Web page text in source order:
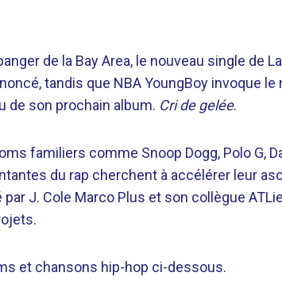
de la Bay Area, le nouveau single de
tandis que NBA YoungBoy invoque
de son prochain album. Cri de gelée.
familiers comme Snoop Dogg, Polo G,
du rap cherchent à accélérer leur
J. Cole Marco Plus et son collègue
et chansons hip-hop ci-dessous.